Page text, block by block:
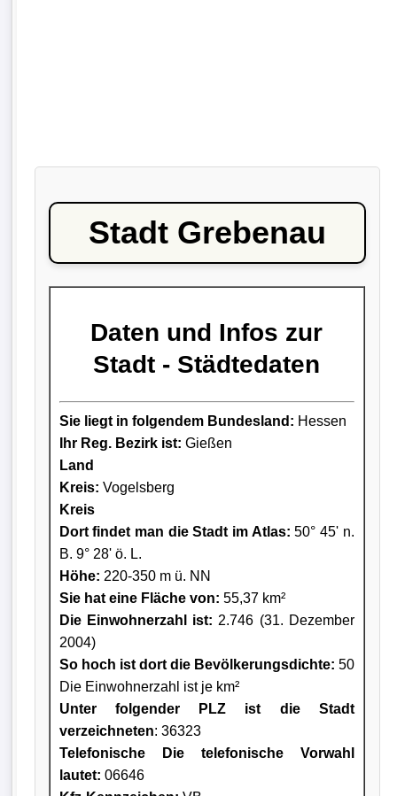
Stadt Grebenau
Daten und Infos zur
Stadt - Städtedaten
Sie liegt in folgendem Bundesland: Hessen
Ihr Reg. Bezirk ist: Gießen
Land
Kreis: Vogelsberg
Kreis
Dort findet man die Stadt im Atlas: 50° 45' n.
B. 9° 28' ö. L.
Höhe: 220-350 m ü. NN
Sie hat eine Fläche von: 55,37 km²
Die Einwohnerzahl ist: 2.746 (31. Dezember
2004)
So hoch ist dort die Bevölkerungsdichte: 50
Die Einwohnerzahl ist je km²
Unter folgender PLZ ist die Stadt
verzeichneten: 36323
Telefonische Die telefonische Vorwahl
lautet: 06646